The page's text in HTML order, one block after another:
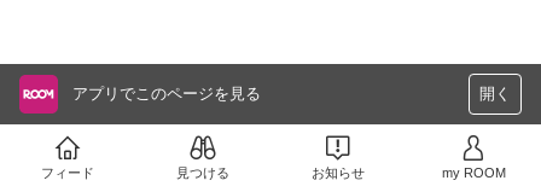
アプリでこのページを見る 開く
フィード 見つける お知らせ my ROOM